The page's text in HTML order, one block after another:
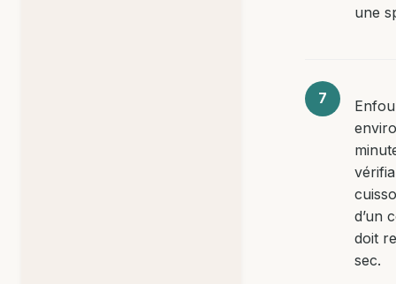
une
d’un
doit
sec.